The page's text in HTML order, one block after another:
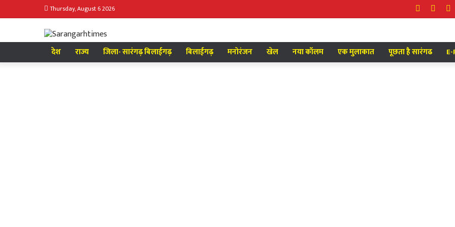
Thursday, August 6 2026 Twitter
Facebook
देश राज्य जिला- सारंगढ़ बिलाईगढ़ बिलाईगढ़ मनोरंजन खेल नया कॉलम एक मुलाकात पूछता है सारंगढ